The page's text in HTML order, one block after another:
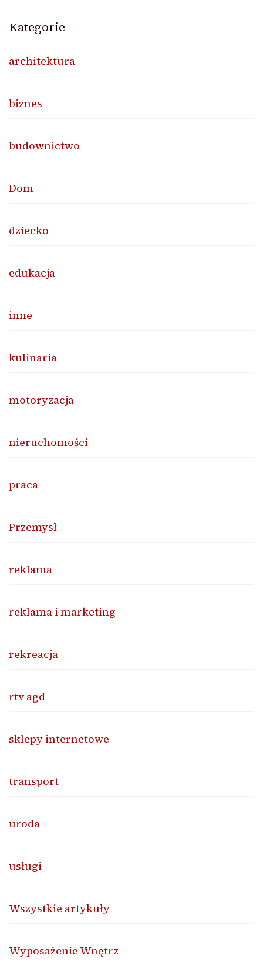
Kategorie
architektura
biznes
budownictwo
Dom
dziecko
edukacja
inne
kulinaria
motoryzacja
nieruchomości
praca
Przemysł
reklama
reklama i marketing
rekreacja
rtv agd
sklepy internetowe
transport
uroda
usługi
Wszystkie artykuły
Wyposażenie Wnętrz